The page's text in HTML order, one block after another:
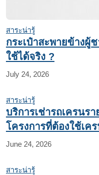
สาระน่ารู้
กระเป๋าสะพายข้างผู้
ใช้ได้จริง ?
July 24, 2026
สาระน่ารู้
บริการเช่ารถเครนร
โครงการที่ต้องใช้เค
June 24, 2026
สาระน่ารู้